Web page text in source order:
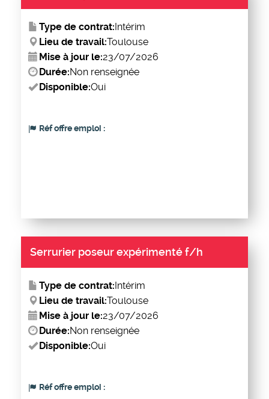
Type de contrat:Intérim
Lieu de travail:Toulouse
Mise à jour le:23/07/2026
Durée:Non renseignée
Disponible:Oui
Réf offre emploi :
Serrurier poseur expérimenté f/h
Type de contrat:Intérim
Lieu de travail:Toulouse
Mise à jour le:23/07/2026
Durée:Non renseignée
Disponible:Oui
Réf offre emploi :